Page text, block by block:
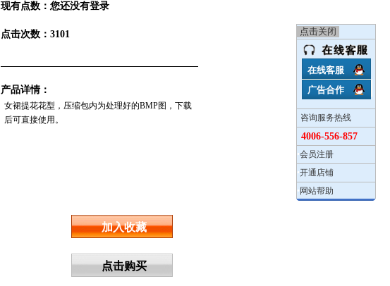
在线客服
广告合作
咨询服务热线
4006-556-857
•会员注册
•开通店铺
• 网站帮助
现有点数： 您还没有登录
点击次数： 3101
产品详情：
女裙提花花型，压缩包内为处理好的BMP图，下载
后可直接使用。